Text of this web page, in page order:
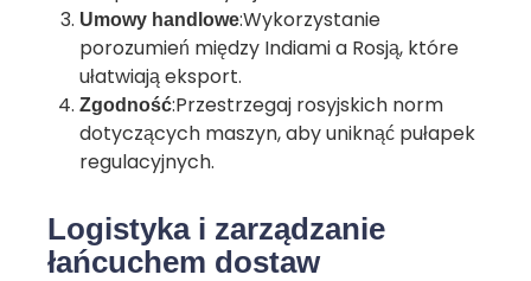
Umowy handlowe:Wykorzystanie
porozumień między Indiami a Rosją, które
ułatwiają eksport.
Zgodność:Przestrzegaj rosyjskich norm
dotyczących maszyn, aby uniknąć pułapek
regulacyjnych.
Logistyka i zarządzanie
łańcuchem dostaw